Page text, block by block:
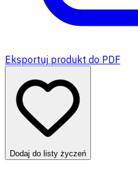
Eksportuj produkt do PDF
Dodaj do listy życzeń